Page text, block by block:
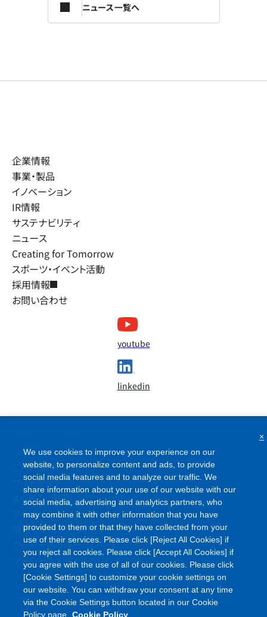
ニュース一覧へ
企業情報
事業・製品
イノベーション
IR情報
サステナビリティ
ニュース
Creating for Tomorrow
スポーツ・イベント活動
採用情報
お問い合わせ
youtube
linkedin
ご利用条件
サイトマップ
よくあるご質問
プライバシーポリシー
情報セキュリティポリシー
クッキーポリシー
ソーシャルメディアポリシー
website, to personalize content and ads, to provide
social media features and to analyze our traffic. We
share information about your use of our website with our
social media, advertising and analytics partners, who
may combine it with other information that you have
provided to them or that they have collected from your
use of their services. Please click [Reject All Cookies] if
you reject all cookies. Please click [Accept All Cookies] if
you agree with the use of all of our cookies. Please click
[Cookie Settings] to customize your cookie settings on
our website. You can withdraw your consent at any time
via the Cookie Settings button located in our Cookie
Cookie Policy